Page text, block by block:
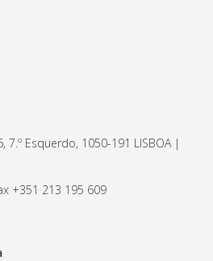
7.º Esquerdo, 1050-191 LISBOA |
+351 213 195 609